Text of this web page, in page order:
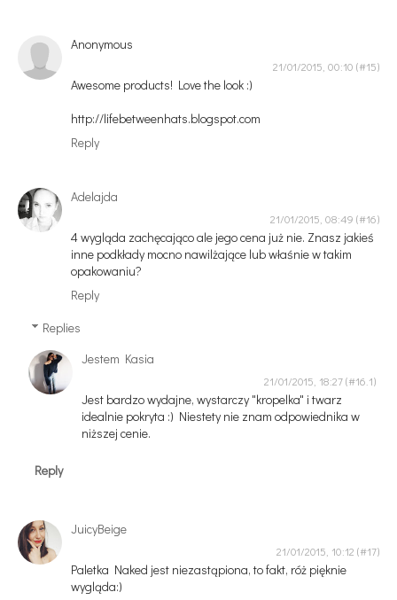
Anonymous
21/01/2015, 00:10
Awesome products! Love the look :)
http://lifebetweenhats.blogspot.com
Reply
Adelajda
21/01/2015, 08:49
4 wygląda zachęcająco ale jego cena już nie. Znasz jakieś
inne podkłady mocno nawilżające lub właśnie w takim
opakowaniu?
Reply
Replies
Jestem Kasia
21/01/2015, 18:27
Jest bardzo wydajne, wystarczy "kropelka" i twarz
idealnie pokryta :) Niestety nie znam odpowiednika w
niższej cenie.
Reply
JuicyBeige
21/01/2015, 10:12
Paletka Naked jest niezastąpiona, to fakt, róż pięknie
wygląda:)